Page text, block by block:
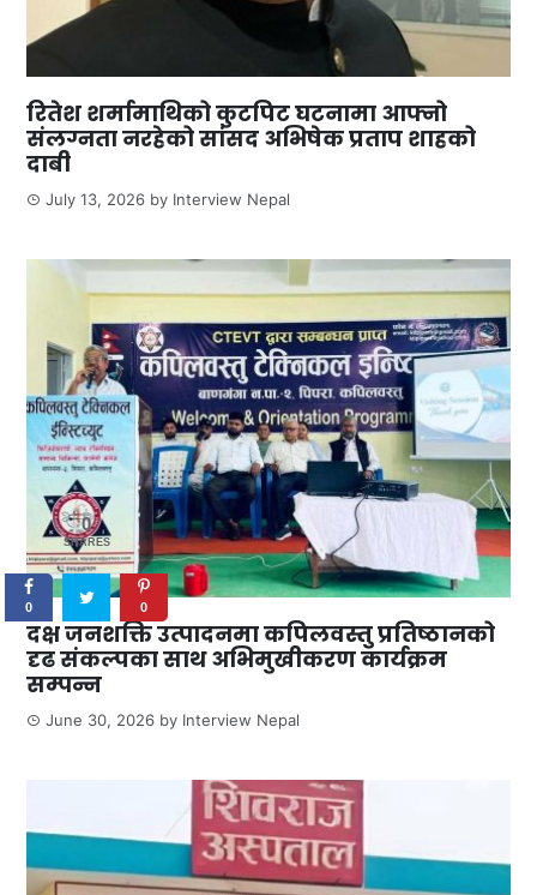
रितेश शर्मामाथिको कुटपिट घटनामा आफ्नो
संलग्नता नरहेको सांसद अभिषेक प्रताप शाहको
दाबी
July 13, 2026 by Interview Nepal
दक्ष जनशक्ति उत्पादनमा कपिलवस्तु प्रतिष्ठानको
दृढ संकल्पका साथ अभिमुखीकरण कार्यक्रम
सम्पन्न
June 30, 2026 by Interview Nepal
0
SHARES
0 0